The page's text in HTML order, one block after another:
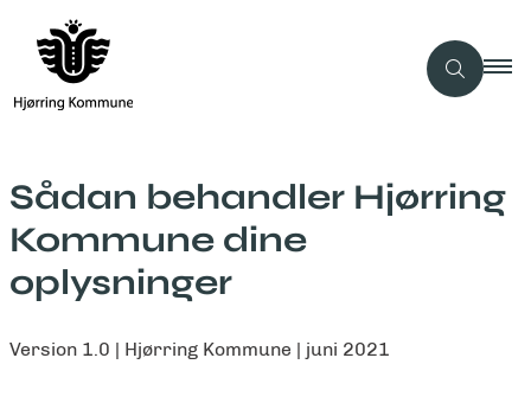
Sådan behandler Hjørring
Kommune dine
oplysninger
Version 1.0 | Hjørring Kommune | juni 2021